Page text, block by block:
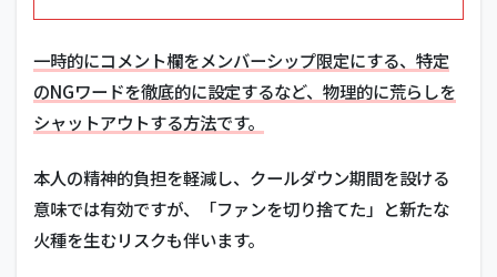
一時的にコメント欄をメンバーシップ限定にする、特定
のNGワードを徹底的に設定するなど、物理的に荒らしを
シャットアウトする方法です。
本人の精神的負担を軽減し、クールダウン期間を設ける
意味では有効ですが、「ファンを切り捨てた」と新たな
火種を生むリスクも伴います。